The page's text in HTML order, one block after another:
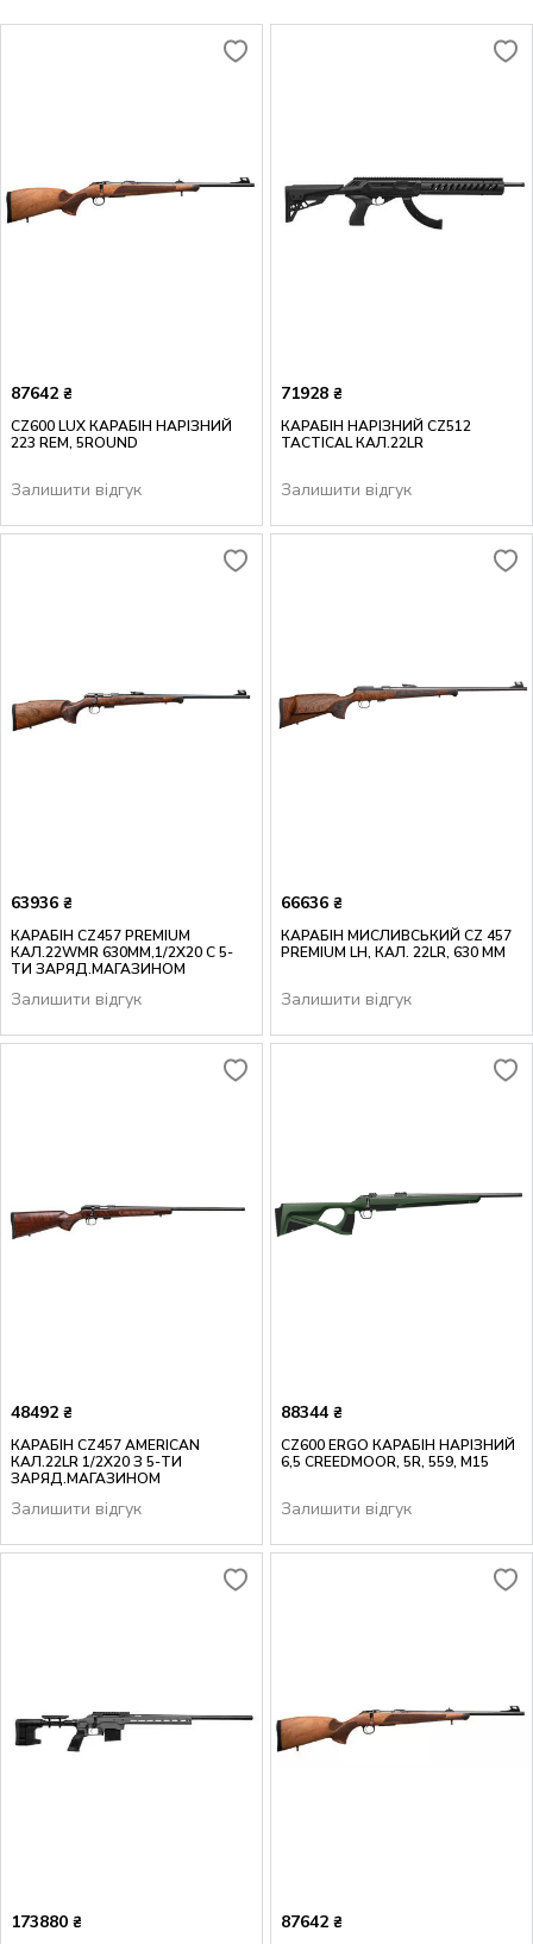
87642 ₴
CZ600 LUX КАРАБІН НАРІЗНИЙ
223 REM, 5ROUND
Залишити відгук
71928 ₴
КАРАБІН НАРІЗНИЙ CZ512
TACTICAL КАЛ.22LR
Залишити відгук
63936 ₴
КАРАБІН CZ457 PREMIUM
КАЛ.22WMR 630MM,1/2X20 С 5-
ТИ ЗАРЯД.МАГАЗИНОМ
Залишити відгук
66636 ₴
КАРАБІН МИСЛИВСЬКИЙ CZ 457
PREMIUM LH, КАЛ. 22LR, 630 MM
Залишити відгук
48492 ₴
КАРАБІН CZ457 AMERICAN
КАЛ.22LR 1/2X20 З 5-ТИ
ЗАРЯД.МАГАЗИНОМ
Залишити відгук
88344 ₴
CZ600 ERGO КАРАБІН НАРІЗНИЙ
6,5 CREEDMOOR, 5R, 559, M15
Залишити відгук
173880 ₴ 87642 ₴